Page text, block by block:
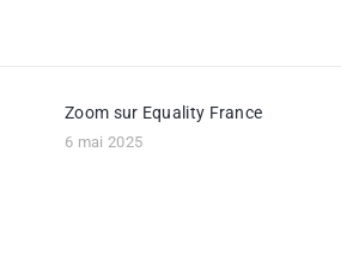
Zoom sur Equality France
6 mai 2025